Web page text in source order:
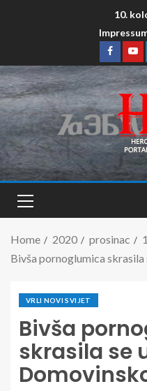
10.
Home 2020 prosinac
Bivša pornoglumica
VRLI NOVI SVIJET
Bivša
skrasila se